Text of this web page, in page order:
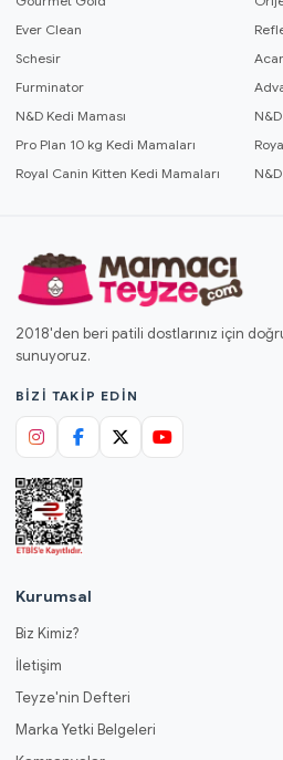
Ever Clean
Schesir
Furminator
N&D Kedi Maması
Pro Plan 10 kg Kedi Mamaları
Royal Canin Kitten Kedi Mamaları
2018'den beri patili dostlarınız için
sunuyoruz.
BIZI TAKIP EDIN
Kurumsal
Biz Kimiz?
İletişim
Teyze'nin Defteri
Marka Yetki Belgeleri